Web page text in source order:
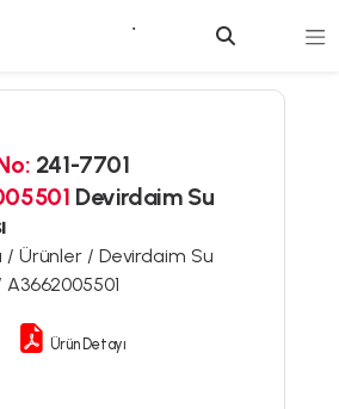
241-7701
Devirdaim Su
/ Ürünler / Devirdaim Su
A3662005501
Ürün Detayı